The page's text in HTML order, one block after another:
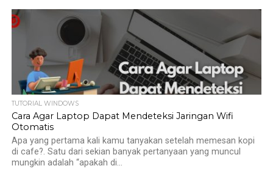
TUTORIAL WINDOWS
Cara Agar Laptop Dapat Mendeteksi Jaringan Wifi
Otomatis
Apa yang pertama kali kamu tanyakan setelah memesan kopi
di cafe?. Satu dari sekian banyak pertanyaan yang muncul
mungkin adalah “apakah di...